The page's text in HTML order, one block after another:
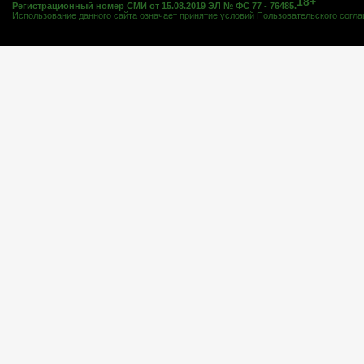
Регистрационный номер СМИ от 15.08.2019 ЭЛ № ФС 77 - 76485.
Использование данного сайта означает принятие условий Пользовательского